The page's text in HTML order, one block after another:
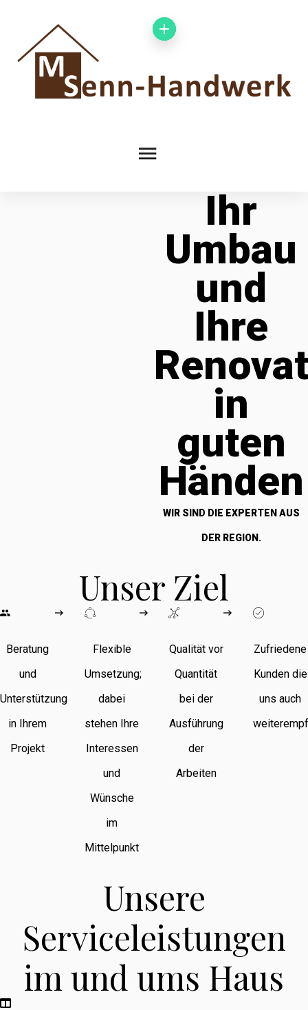
Ihr
Umbau
und
Ihre
in
guten
Händen
WIR SIND DIE EXPERTEN AUS
DER REGION.
Unser Ziel
Beratung
und
Unterstützung
in Ihrem
Projekt
Flexible
Umsetzung;
dabei
stehen Ihre
Interessen
und
Wünsche
im
Mittelpunkt
Qualität vor
Quantität
bei der
Ausführung
der
Arbeiten
Zufriedene
Kunden die
uns auch
Unsere
Serviceleistungen
im und ums Haus